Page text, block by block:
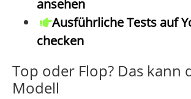
ansehen
Ausführliche Tests auf
checken
Top oder Flop? Das kann
Modell